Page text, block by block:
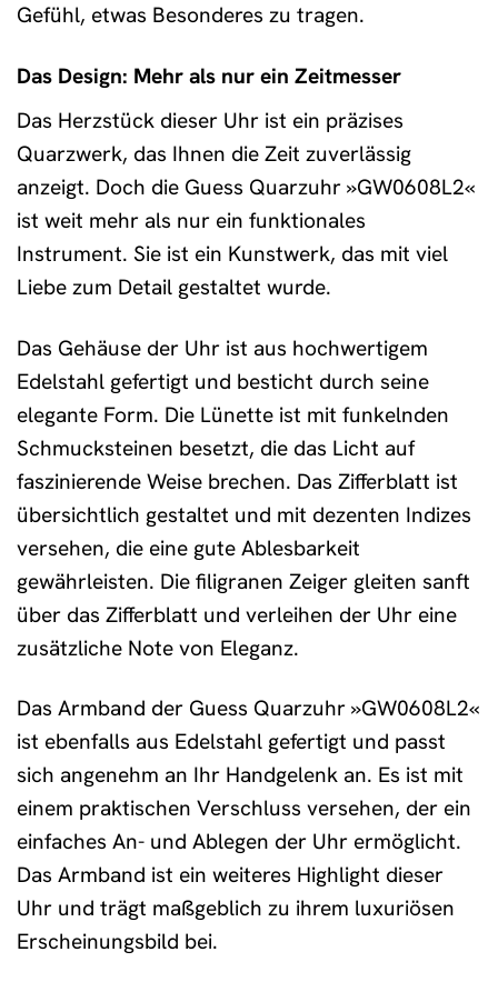
Gefühl, etwas Besonderes zu tragen.
Das Design: Mehr als nur ein Zeitmesser
Das Herzstück dieser Uhr ist ein präzises
Quarzwerk, das Ihnen die Zeit zuverlässig
anzeigt. Doch die Guess Quarzuhr »GW0608L2«
ist weit mehr als nur ein funktionales
Instrument. Sie ist ein Kunstwerk, das mit viel
Liebe zum Detail gestaltet wurde.
Das Gehäuse der Uhr ist aus hochwertigem
Edelstahl gefertigt und besticht durch seine
elegante Form. Die Lünette ist mit funkelnden
Schmucksteinen besetzt, die das Licht auf
faszinierende Weise brechen. Das Zifferblatt ist
übersichtlich gestaltet und mit dezenten Indizes
versehen, die eine gute Ablesbarkeit
gewährleisten. Die filigranen Zeiger gleiten sanft
über das Zifferblatt und verleihen der Uhr eine
zusätzliche Note von Eleganz.
Das Armband der Guess Quarzuhr »GW0608L2«
ist ebenfalls aus Edelstahl gefertigt und passt
sich angenehm an Ihr Handgelenk an. Es ist mit
einem praktischen Verschluss versehen, der ein
einfaches An- und Ablegen der Uhr ermöglicht.
Das Armband ist ein weiteres Highlight dieser
Uhr und trägt maßgeblich zu ihrem luxuriösen
Erscheinungsbild bei.